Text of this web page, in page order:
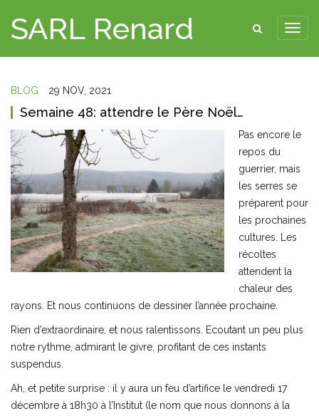
SARL Renard
BLOG 29 NOV, 2021
Semaine 48: attendre le Père Noël…
Pas encore le
repos du
guerrier, mais
les serres se
préparent pour
les prochaines
cultures. Les
récoltes
attendent la
chaleur des
rayons. Et nous continuons de dessiner l’année prochaine.
Rien d’extraordinaire, et nous ralentissons. Ecoutant un peu plus
notre rythme, admirant le givre, profitant de ces instants
suspendus.
Ah, et petite surprise : il y aura un feu d’artifice le vendredi 17
décembre à 18h30 à l’Institut (le nom que nous donnons à la